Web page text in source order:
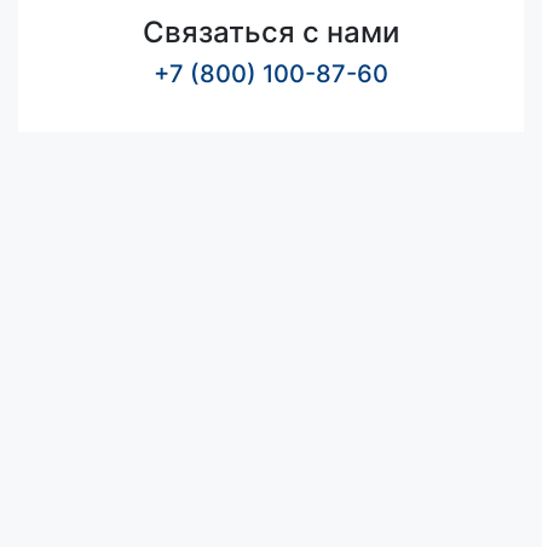
Связаться с нами
+7 (800) 100-87-60